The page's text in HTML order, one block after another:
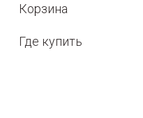
Корзина
Где купить